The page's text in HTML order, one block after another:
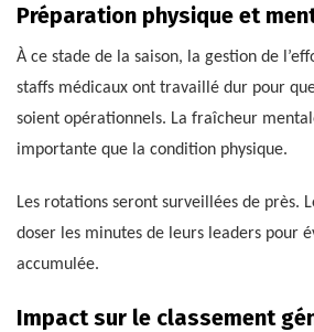
Préparation physique et
À ce stade de la saison, la gestion de
staffs médicaux ont travaillé dur pour
soient opérationnels. La fraîcheur
importante que la condition physique.
Les rotations seront surveillées de près.
doser les minutes de leurs leaders pour
accumulée.
Impact sur le classement